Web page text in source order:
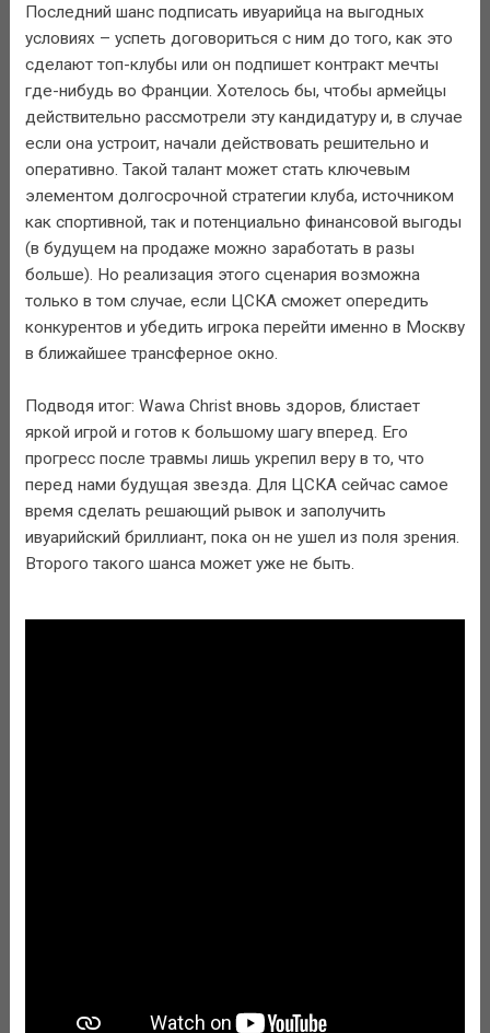
Последний шанс подписать ивуарийца на выгодных
условиях – успеть договориться с ним до того, как это
сделают топ-клубы или он подпишет контракт мечты
где-нибудь во Франции. Хотелось бы, чтобы армейцы
действительно рассмотрели эту кандидатуру и, в случае
если она устроит, начали действовать решительно и
оперативно. Такой талант может стать ключевым
элементом долгосрочной стратегии клуба, источником
как спортивной, так и потенциально финансовой выгоды
(в будущем на продаже можно заработать в разы
больше). Но реализация этого сценария возможна
только в том случае, если ЦСКА сможет опередить
конкурентов и убедить игрока перейти именно в Москву
в ближайшее трансферное окно.
Подводя итог: Wawa Christ вновь здоров, блистает
яркой игрой и готов к большому шагу вперед. Его
прогресс после травмы лишь укрепил веру в то, что
перед нами будущая звезда. Для ЦСКА сейчас самое
время сделать решающий рывок и заполучить
ивуарийский бриллиант, пока он не ушел из поля зрения.
Второго такого шанса может уже не быть.